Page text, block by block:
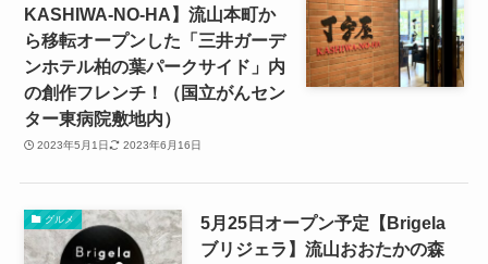
KASHIWA-NO-HA】流山本町か
ら移転オープンした「三井ガーデ
ンホテル柏の葉パークサイド」内
の創作フレンチ！（国立がんセン
ター東病院敷地内）
2023年5月1日 2023年6月16日
グルメ
5月25日オープン予定【Brigela
ブリジェラ】流山おおたかの森